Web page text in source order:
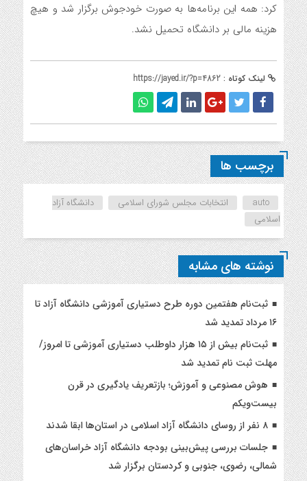
کرد: همه این برنامه‌ها به صورت خودجوش برگزار شد و هیچ
هزینه‌ مالی بر دانشگاه تحمیل نشد.
لینک کوتاه : https://jayed.ir/?p=4862
برچسب ها
auto انتخابات مجلس شورای اسلامی
دانشگاه آزاد
اسلامی
نوشته های مشابه
ثبت‌نام هفتمین دوره طرح دستیاری آموزشی دانشگاه آزاد تا
۱۶ مرداد تمدید شد
ثبت‌نام بیش از ۱۵ هزار داوطلب دستیاری آموزشی تا امروز/
مهلت ثبت نام تمدید شد
هوش مصنوعی و آموزش؛ بازتعریف یادگیری در قرن
بیست‌ویکم
۸ نفر از روسای دانشگاه آزاد اسلامی در استان‌ها ابقا شدند
جلسات بررسی پیش‌بینی بودجه دانشگاه آزاد خراسان‌های
شمالی، رضوی، جنوبی و کردستان برگزار شد